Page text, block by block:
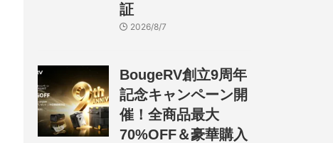
証
2026/8/7
BougeRV創立9周年
記念キャンペーン開
催！全商品最大
70%OFF＆豪華購入